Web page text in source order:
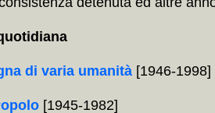
di varia umanità [1946-1998]
[1945-1982]